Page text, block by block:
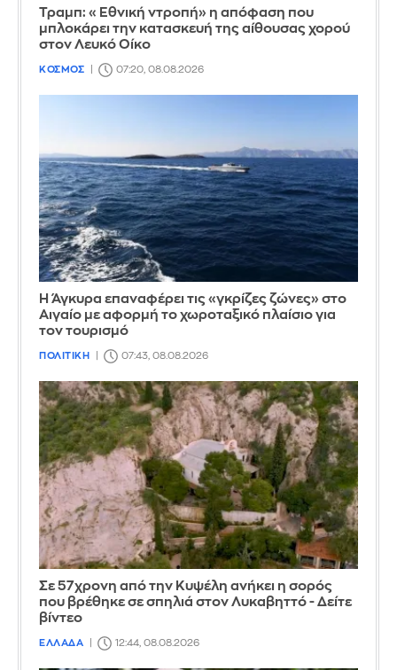
Τραμπ: «Εθνική ντροπή» η απόφαση που
μπλοκάρει την κατασκευή της αίθουσας χορού
στον Λευκό Οίκο
ΚΟΣΜΟΣ 07:20, 08.08.2026
Η Άγκυρα επαναφέρει τις «γκρίζες ζώνες» στο
Αιγαίο με αφορμή το χωροταξικό πλαίσιο για
τον τουρισμό
ΠΟΛΙΤΙΚΗ 07:43, 08.08.2026
Σε 57χρονη από την Κυψέλη ανήκει η σορός
που βρέθηκε σε σπηλιά στον Λυκαβηττό - Δείτε
βίντεο
ΕΛΛΑΔΑ 12:44, 08.08.2026